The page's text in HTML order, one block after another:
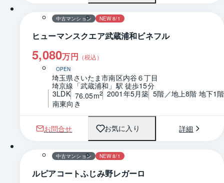
中古マンション NEW 8/1
ヒューマンスクエア武蔵浦和ビネフル
5,080万円 （税込）
OPEN
埼玉県さいたま市南区内谷６丁目
埼京線「武蔵浦和」駅 徒歩15分
3LDK 76.05m2 2001年5月築 5階／地上8階 地下1階
南東向き
お問合せ お気に入り 詳細
1 / 0 間取り
中古マンション NEW 8/1
ルピアコートふじみ野レガーロ